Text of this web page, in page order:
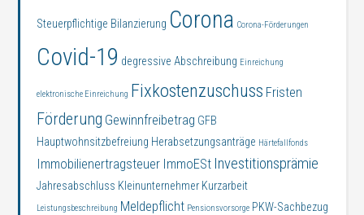
Steuerpflichtige Bilanzierung Corona Corona-Förderungen
Covid-19 degressive Abschreibung Einreichung
elektronische Einreichung Fixkostenzuschuss Fristen
Förderung Gewinnfreibetrag GFB
Hauptwohnsitzbefreiung Herabsetzungsanträge Härtefallfonds
Immobilienertragsteuer ImmoESt Investitionsprämie
Jahresabschluss Kleinunternehmer Kurzarbeit
Leistungsbeschreibung Meldepflicht Pensionsvorsorge PKW-Sachbezug